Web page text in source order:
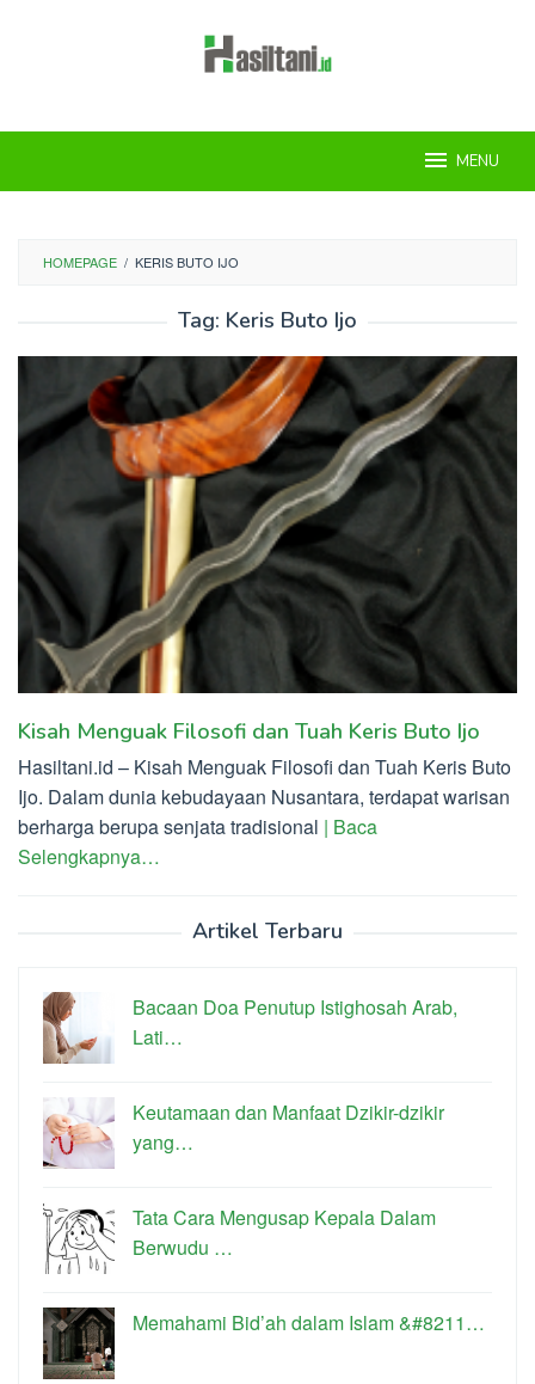
MENU
HOMEPAGE / KERIS BUTO IJO
Tag: Keris Buto Ijo
Kisah Menguak Filosofi dan Tuah Keris Buto Ijo
Hasiltani.id – Kisah Menguak Filosofi dan Tuah Keris Buto
Ijo. Dalam dunia kebudayaan Nusantara, terdapat warisan
berharga berupa senjata tradisional | Baca
Selengkapnya…
Artikel Terbaru
Bacaan Doa Penutup Istighosah Arab,
Lati…
Keutamaan dan Manfaat Dzikir-dzikir
yang…
Tata Cara Mengusap Kepala Dalam
Berwudu …
Memahami Bid’ah dalam Islam &#8211…